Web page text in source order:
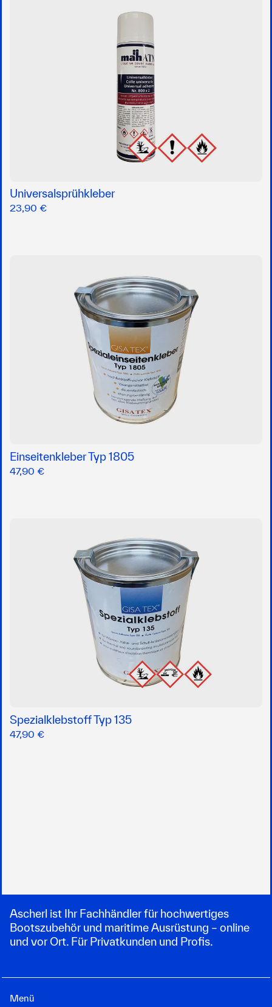
Universalsprühkleber
23,90 €
Einseitenkleber Typ 1805
47,90 €
Spezialklebstoff Typ 135
47,90 €
Ascherl ist Ihr Fachhändler für hochwertiges
Bootszubehör und maritime Ausrüstung – online
und vor Ort. Für Privatkunden und Profis.
Menü